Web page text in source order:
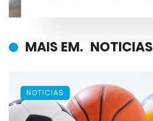
MAIS EM. NOTICIAS
NOTICIAS